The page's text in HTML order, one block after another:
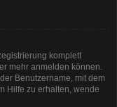
komplett
mehr anmelden können.
Benutzername, mit dem
Hilfe zu erhalten, wende